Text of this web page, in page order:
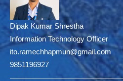
Dipak Kumar Shrestha
Information Technology Officer
ito.ramechhapmun@gmail.com
9851196927